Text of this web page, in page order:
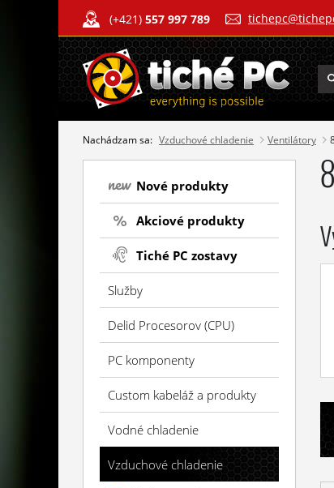
(+421) 557 997 789
Nachádzam sa: Vzduchové chladenie Ventilátory
Nové produkty
Akciové produkty
Tiché PC zostavy
Služby
Delid Procesorov (CPU)
PC komponenty
Custom kabeláž a produkty
Vodné chladenie
Vzduchové chladenie